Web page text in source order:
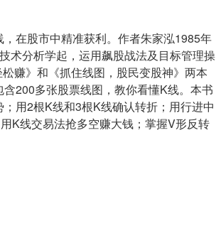
在股市中精准获利。作者朱家泓1985年
术分析学起，运用飙股战法及目标管理操
赚》和《抓住线图，股民变股神》两本
200多张股票线图，教你看懂K线。本书
用2根K线和3根K线确认转折；用行进中
K线交易法抢多空赚大钱；掌握V形反转